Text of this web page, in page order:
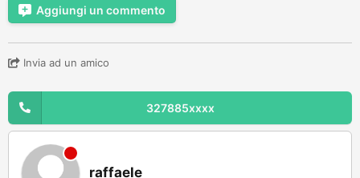
Aggiungi un commento
Invia ad un amico
327885xxxx
raffaele